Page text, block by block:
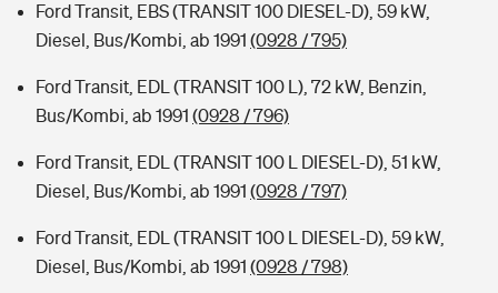
Ford Transit, EBS (TRANSIT 100 DIESEL-D), 59 kW,
Diesel, Bus/Kombi, ab 1991 (0928 / 795)
Ford Transit, EDL (TRANSIT 100 L), 72 kW, Benzin,
Bus/Kombi, ab 1991 (0928 / 796)
Ford Transit, EDL (TRANSIT 100 L DIESEL-D), 51 kW,
Diesel, Bus/Kombi, ab 1991 (0928 / 797)
Ford Transit, EDL (TRANSIT 100 L DIESEL-D), 59 kW,
Diesel, Bus/Kombi, ab 1991 (0928 / 798)